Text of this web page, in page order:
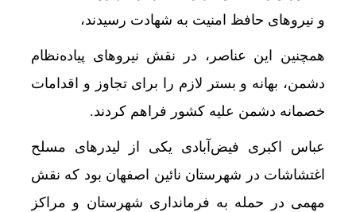
و نیروهای حافظ امنیت به شهادت رسیدند،
همچنین این عناصر، در نقش نیروهای پیاده‌نظام
دشمن، بهانه و بستر لازم را برای تجاوز و اقدامات
خصمانه دشمن علیه کشور فراهم کردند.
عباس اکبری فیض‌آبادی یکی از لیدرهای مسلح
اغتشاشات در شهرستان نائین اصفهان بود که نقش
مهمی در حمله به فرمانداری شهرستان و مراکز